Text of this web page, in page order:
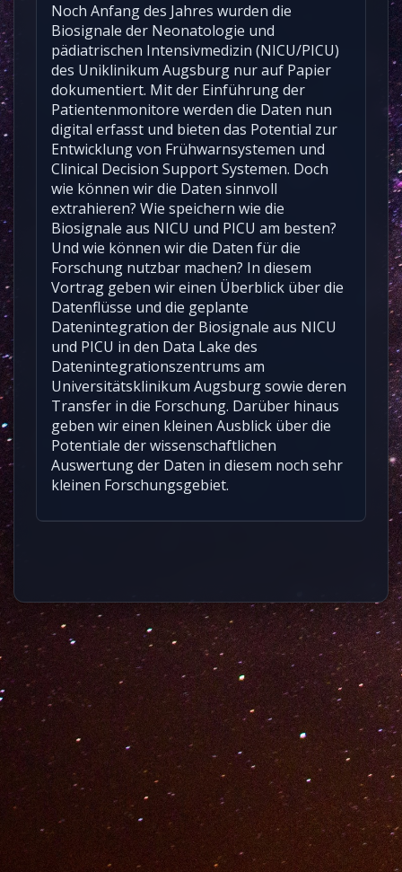
Noch Anfang des Jahres wurden die
Biosignale der Neonatologie und
pädiatrischen Intensivmedizin (NICU/PICU)
des Uniklinikum Augsburg nur auf Papier
dokumentiert. Mit der Einführung der
Patientenmonitore werden die Daten nun
digital erfasst und bieten das Potential zur
Entwicklung von Frühwarnsystemen und
Clinical Decision Support Systemen. Doch
wie können wir die Daten sinnvoll
extrahieren? Wie speichern wie die
Biosignale aus NICU und PICU am besten?
Und wie können wir die Daten für die
Forschung nutzbar machen? In diesem
Vortrag geben wir einen Überblick über die
Datenflüsse und die geplante
Datenintegration der Biosignale aus NICU
und PICU in den Data Lake des
Datenintegrationszentrums am
Universitätsklinikum Augsburg sowie deren
Transfer in die Forschung. Darüber hinaus
geben wir einen kleinen Ausblick über die
Potentiale der wissenschaftlichen
Auswertung der Daten in diesem noch sehr
kleinen Forschungsgebiet.